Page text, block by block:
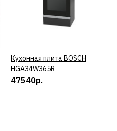
КУПИТЬ
Кухонная плита BOSCH
HGA34W365R
47540р.